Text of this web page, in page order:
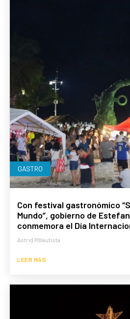
GASTRO
Con festival gastronómico
Mundo”, gobierno de
conmemora el Día
Astrid RBautista
LEER MÁS